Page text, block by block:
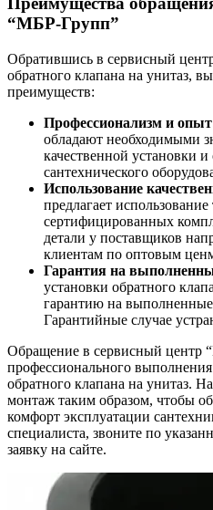
“МБР-Групп”
Обратившись в сервисный
обратного клапана на унитаз,
преимуществ:
Профессионализм и
обладают необходимыми
качественной установки
сантехнического
Использование
предлагает
сертифицированных
детали у поставщиков
клиентам по оптовым
Гарантия на
установки обратного
гарантию на выполненные
Гарантийные случае
Обращение в сервисный центр
профессионального
обратного клапана на унитаз.
монтаж таким образом, чтобы
комфорт эксплуатации
специалиста, звоните по
заявку на сайте.